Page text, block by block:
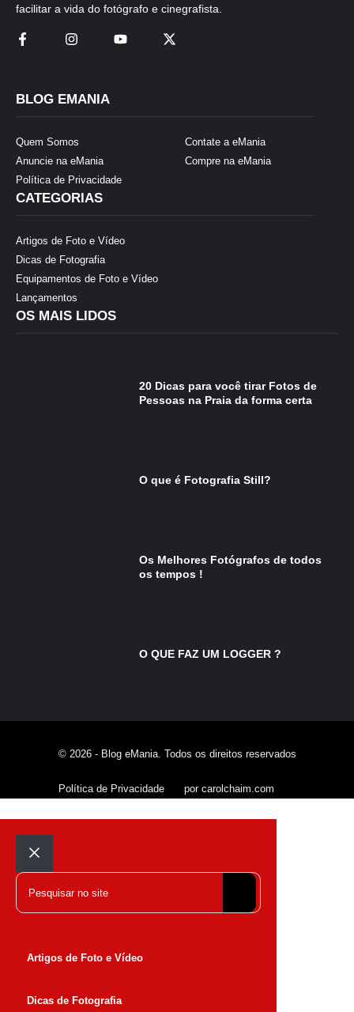
facilitar a vida do fotógrafo e cinegrafista.
BLOG EMANIA
Quem Somos
Anuncie na eMania
Política de Privacidade
Contate a eMania
Compre na eMania
CATEGORIAS
Artigos de Foto e Vídeo
Dicas de Fotografia
Equipamentos de Foto e Vídeo
Lançamentos
OS MAIS LIDOS
20 Dicas para você tirar Fotos de
Pessoas na Praia da forma certa
O que é Fotografia Still?
Os Melhores Fotógrafos de todos
os tempos !
O QUE FAZ UM LOGGER ?
© 2026 - Blog eMania. Todos os direitos reservados
Política de Privacidade por carolchaim.com
Fechar
Pesquisar
Artigos de Foto e Vídeo
Dicas de Fotografia